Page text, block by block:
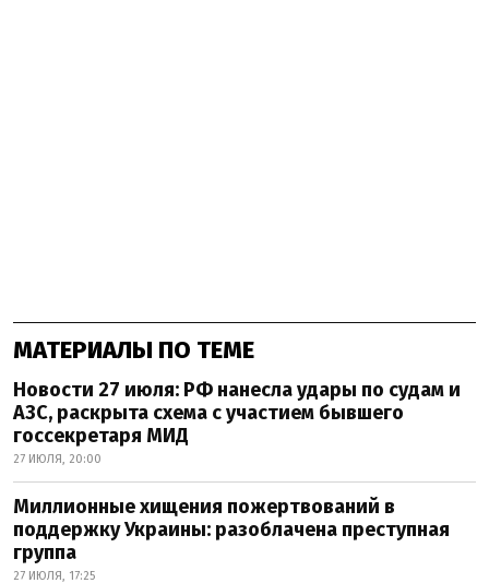
МАТЕРИАЛЫ ПО ТЕМЕ
Новости 27 июля: РФ нанесла удары по судам и
АЗС, раскрыта схема с участием бывшего
госсекретаря МИД
27 ИЮЛЯ, 20:00
Миллионные хищения пожертвований в
поддержку Украины: разоблачена преступная
группа
27 ИЮЛЯ, 17:25